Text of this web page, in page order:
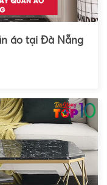
áo tại Đà Nẵng